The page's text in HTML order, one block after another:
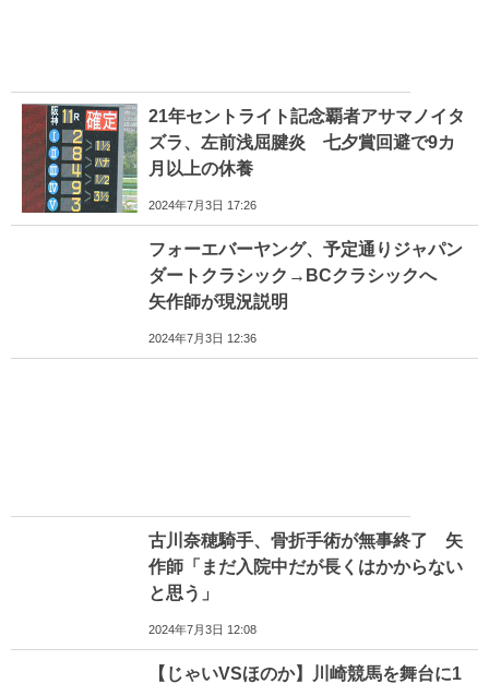
21年セントライト記念覇者アサマノイタ
ズラ、左前浅屈腱炎 七夕賞回避で9カ
月以上の休養
2024年7月3日 17:26
フォーエバーヤング、予定通りジャパン
ダートクラシック→BCクラシックへ
矢作師が現況説明
2024年7月3日 12:36
古川奈穂騎手、骨折手術が無事終了 矢
作師「まだ入院中だが長くはかからない
と思う」
2024年7月3日 12:08
【じゃいVSほのか】川崎競馬を舞台に1